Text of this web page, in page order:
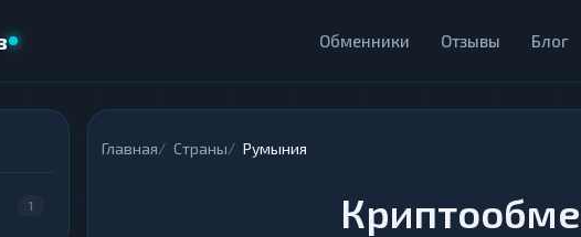
Обменники Отзывы Блог
Главная Страны Румыния
1
×